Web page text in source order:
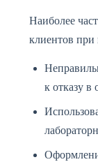
Наиболее
клиентов при
к отказу в